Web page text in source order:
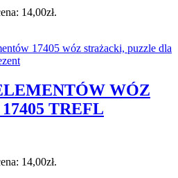
14,00zł.
WÓZ
TREFL
14,00zł.